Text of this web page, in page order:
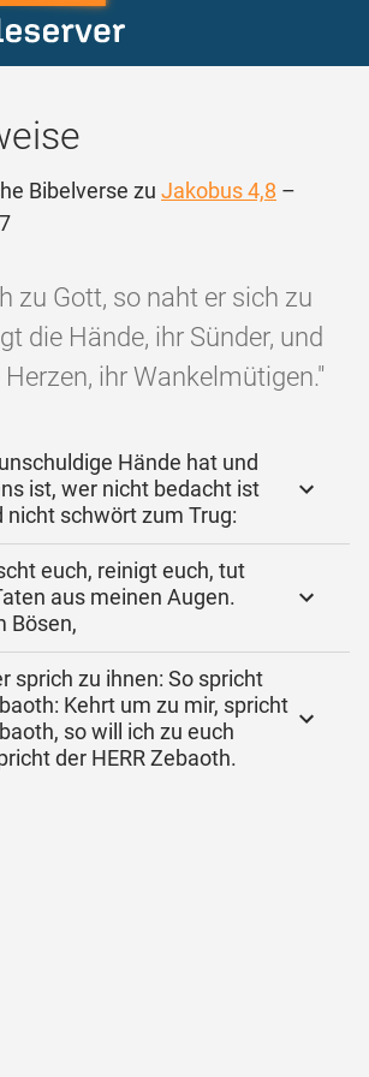
Bibelverse zu Jakobus 4,8 –
zu Gott, so naht er sich zu
die Hände, ihr Sünder, und
Herzen, ihr Wankelmütigen."
Hände hat und
ist, wer nicht bedacht ist
nicht schwört zum Trug:
euch, reinigt euch, tut
aus meinen Augen.
Bösen,
sprich zu ihnen: So spricht
Kehrt um zu mir, spricht
so will ich zu euch
der HERR Zebaoth.